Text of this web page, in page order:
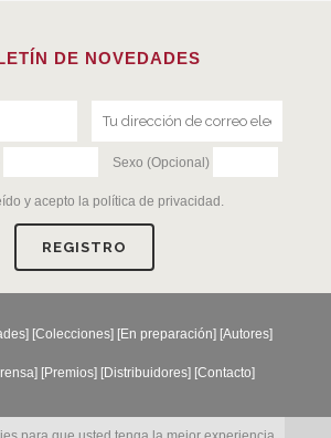
DE NOVEDADES
Sexo (Opcional)
y acepto la política de privacidad .
] [Colecciones] [En preparación] [Autores]
] [Premios] [Distribuidores] [Contacto]